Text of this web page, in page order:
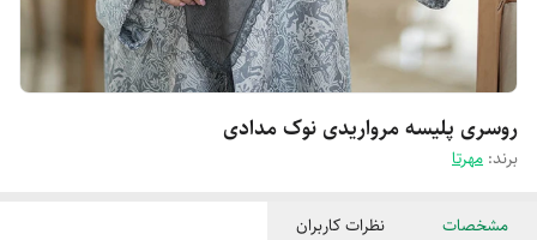
روسری پلیسه مرواریدی نوک مدادی
برند: مهرتا
مشخصات نظرات کاربران